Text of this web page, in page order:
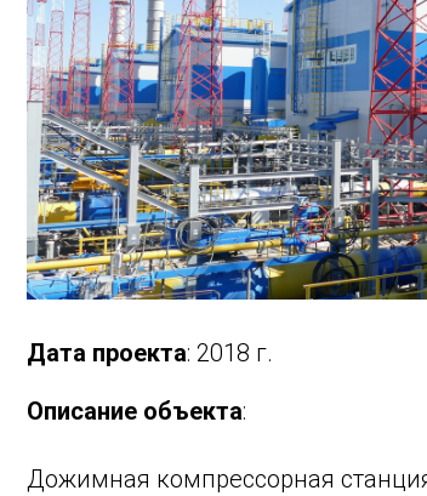
Дата проекта: 2018 г.
Описание объекта:
Дожимная компрессорная